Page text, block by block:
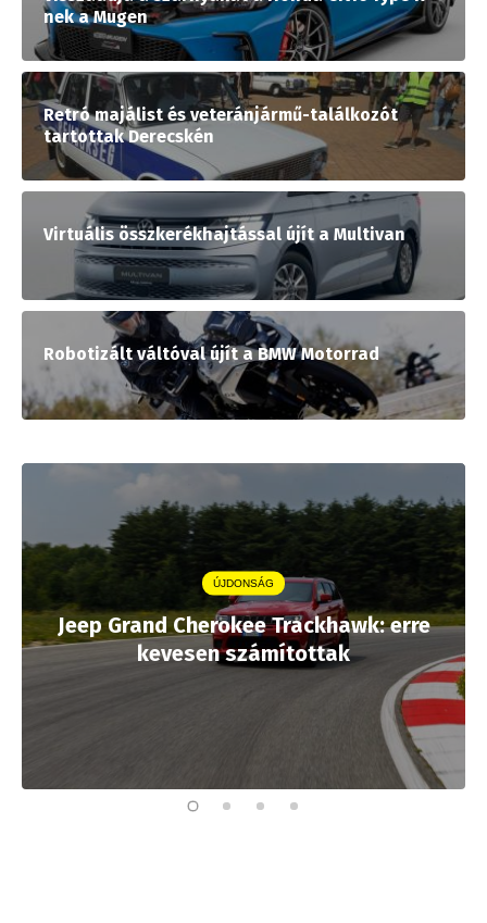
nek a Mugen
Retró majálist és veteránjármű-találkozót
tartottak Derecskén
Virtuális összkerékhajtással újít a Multivan
Robotizált váltóval újít a BMW Motorrad
ÚJDONSÁG
Jeep Grand Cherokee Trackhawk: erre
kevesen számítottak